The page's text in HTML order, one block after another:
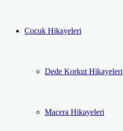
Çocuk Hikayeleri
Dede Korkut Hikayeleri
Macera Hikayeleri